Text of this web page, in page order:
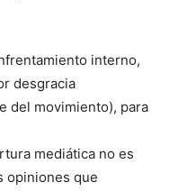
interno,
desgracia
del movimiento), para
mediática no es
opiniones que